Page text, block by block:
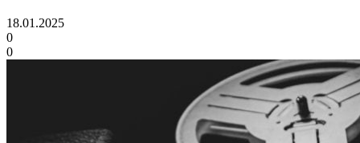
18.01.2025
0
0